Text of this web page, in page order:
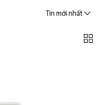
bán hẹn gặp mặt giúp bạn
Tin mới nhất